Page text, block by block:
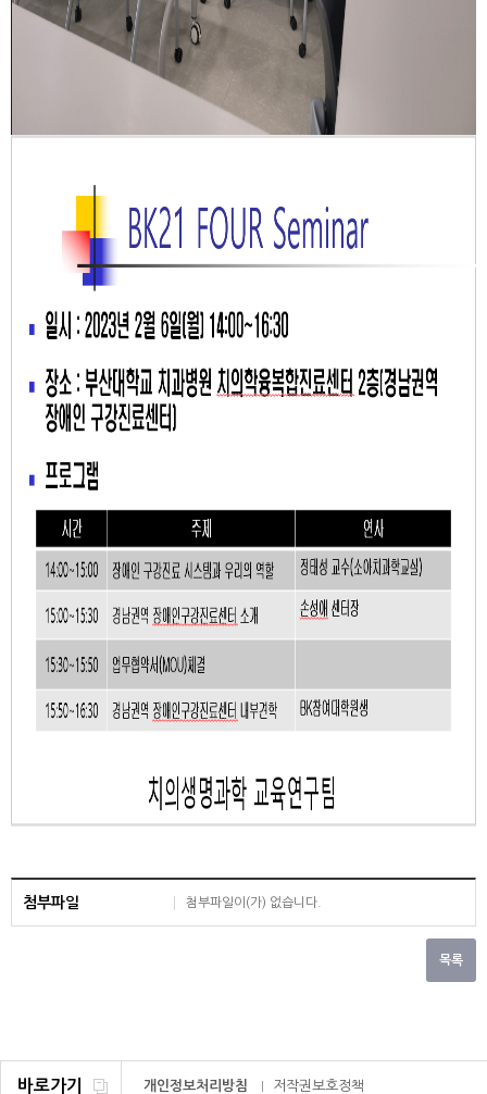
첨부파일 첨부파일이(가) 없습니다.
바로가기 개인정보처리방침 저작권보호정책